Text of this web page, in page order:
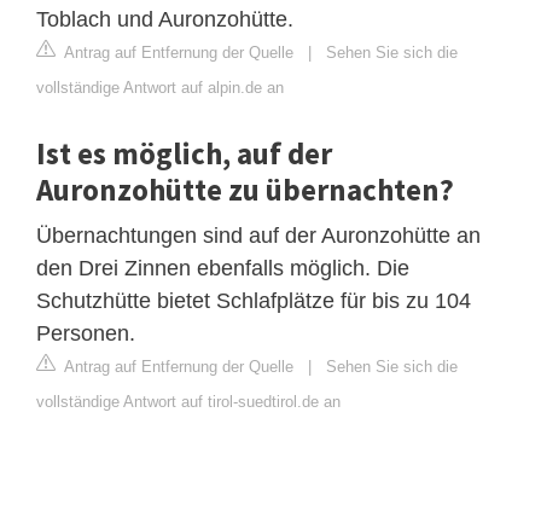
Toblach und Auronzohütte.
Antrag auf Entfernung der Quelle | Sehen Sie sich die
vollständige Antwort auf alpin.de an
Ist es möglich, auf der
Auronzohütte zu übernachten?
Übernachtungen sind auf der Auronzohütte an
den Drei Zinnen ebenfalls möglich. Die
Schutzhütte bietet Schlafplätze für bis zu 104
Personen.
Antrag auf Entfernung der Quelle | Sehen Sie sich die
vollständige Antwort auf tirol-suedtirol.de an